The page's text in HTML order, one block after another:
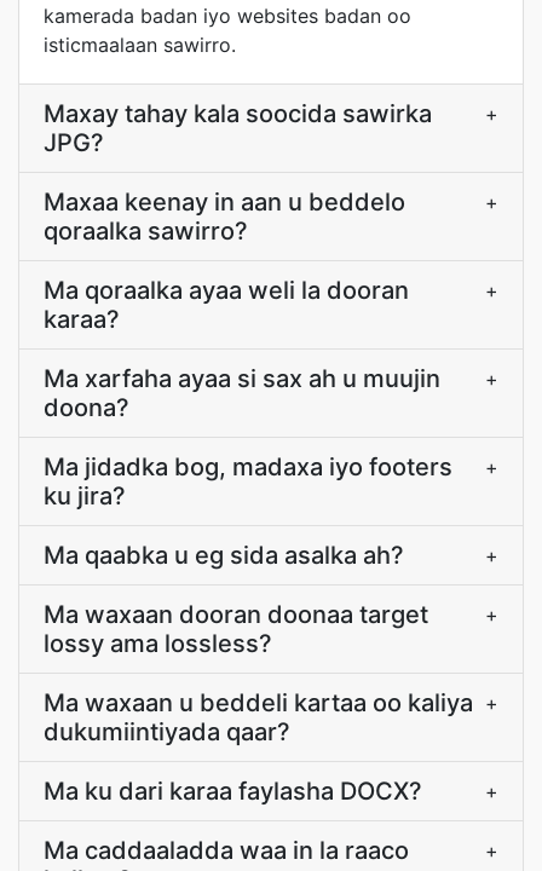
kamerada badan iyo websites badan oo
isticmaalaan sawirro.
Maxay tahay kala soocida sawirka
JPG?
+
Maxaa keenay in aan u beddelo
qoraalka sawirro?
+
Ma qoraalka ayaa weli la dooran
karaa?
+
Ma xarfaha ayaa si sax ah u muujin
doona?
+
Ma jidadka bog, madaxa iyo footers
ku jira?
+
Ma qaabka u eg sida asalka ah? +
Ma waxaan dooran doonaa target
lossy ama lossless?
+
Ma waxaan u beddeli kartaa oo kaliya
dukumiintiyada qaar?
+
Ma ku dari karaa faylasha DOCX? +
Ma caddaaladda waa in la raaco
+